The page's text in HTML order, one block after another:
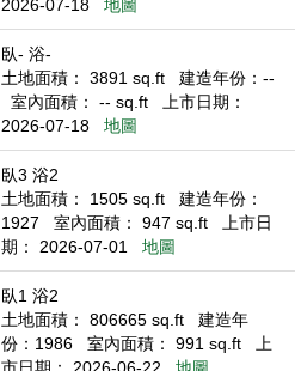
2026-07-18
地圖
臥- 浴-
土地面積： 3891 sq.ft
建造年份：--
室內面積： -- sq.ft
上市日期：
2026-07-18
地圖
臥3 浴2
土地面積： 1505 sq.ft
建造年份：
1927
室內面積： 947 sq.ft
上市日
期： 2026-07-01
地圖
臥1 浴2
土地面積： 806665 sq.ft
建造年
份：1986
室內面積： 991 sq.ft
上